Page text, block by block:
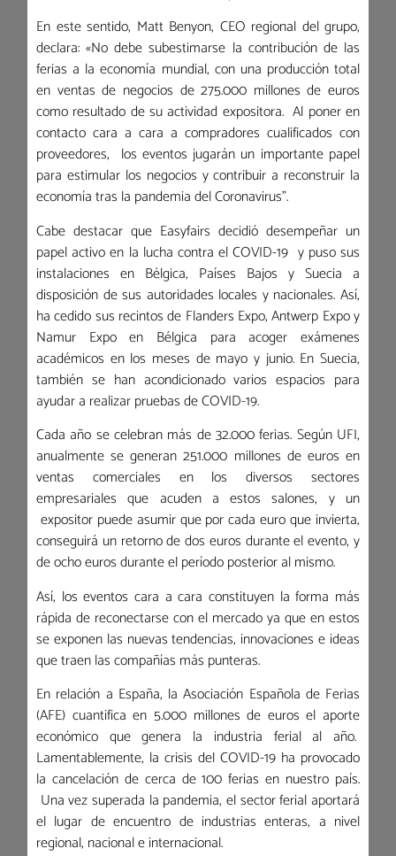
En este sentido, Matt Benyon, CEO regional del grupo,
declara: «No debe subestimarse la contribución de las
ferias a la economía mundial, con una producción total
en ventas de negocios de 275.000 millones de euros
como resultado de su actividad expositora. Al poner en
contacto cara a cara a compradores cualificados con
proveedores, los eventos jugarán un importante papel
para estimular los negocios y contribuir a reconstruir la
economía tras la pandemia del Coronavirus”.
Cabe destacar que Easyfairs decidió desempeñar un
papel activo en la lucha contra el COVID-19 y puso sus
instalaciones en Bélgica, Países Bajos y Suecia a
disposición de sus autoridades locales y nacionales. Así,
ha cedido sus recintos de Flanders Expo, Antwerp Expo y
Namur Expo en Bélgica para acoger exámenes
académicos en los meses de mayo y junio. En Suecia,
también se han acondicionado varios espacios para
ayudar a realizar pruebas de COVID-19.
Cada año se celebran más de 32.000 ferias. Según UFI,
anualmente se generan 251.000 millones de euros en
ventas comerciales en los diversos sectores
empresariales que acuden a estos salones, y un
expositor puede asumir que por cada euro que invierta,
conseguirá un retorno de dos euros durante el evento, y
de ocho euros durante el período posterior al mismo.
Así, los eventos cara a cara constituyen la forma más
rápida de reconectarse con el mercado ya que en estos
se exponen las nuevas tendencias, innovaciones e ideas
que traen las compañías más punteras.
En relación a España, la Asociación Española de Ferias
(AFE) cuantifica en 5.000 millones de euros el aporte
económico que genera la industria ferial al año.
Lamentablemente, la crisis del COVID-19 ha provocado
la cancelación de cerca de 100 ferias en nuestro país.
Una vez superada la pandemia, el sector ferial aportará
el lugar de encuentro de industrias enteras, a nivel
regional, nacional e internacional.